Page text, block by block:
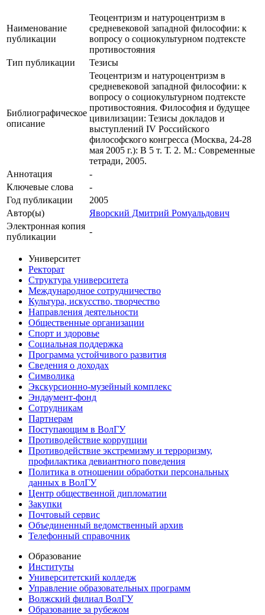
Наименование
публикации
Теоцентризм и натуроцентризм в
средневековой западной философии: к
вопросу о социокультурном подтексте
противостояния
Тип публикации
Тезисы
Библиографическое
описание
Теоцентризм и натуроцентризм в
средневековой западной философии: к
вопросу о социокультурном подтексте
противостояния. Философия и будущее
цивилизации: Тезисы докладов и
выступлений IV Российского
философского конгресса (Москва, 24-28
мая 2005 г.): В 5 т. Т. 2. М.: Современные
тетради, 2005.
Аннотация
-
Ключевые cлова
-
Год публикации
2005
Автор(ы)
Яворский Дмитрий Ромуальдович
Электронная копия
публикации
-
Университет
Ректорат
Структура университета
Международное сотрудничество
Культура, искусство, творчество
Направления деятельности
Общественные организации
Спорт и здоровье
Социальная поддержка
Программа устойчивого развития
Сведения о доходах
Символика
Экскурсионно-музейный комплекс
Эндаумент-фонд
Сотрудникам
Партнерам
Поступающим в ВолГУ
Противодействие коррупции
Противодействие экстремизму и терроризму,
профилактика девиантного поведения
Политика в отношении обработки персональных
данных в ВолГУ
Центр общественной дипломатии
Закупки
Почтовый сервис
Объединенный ведомственный архив
Телефонный справочник
Образование
Институты
Университетский колледж
Управление образовательных программ
Волжский филиал ВолГУ
Образование за рубежом